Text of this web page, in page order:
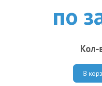
по
Кол-
В